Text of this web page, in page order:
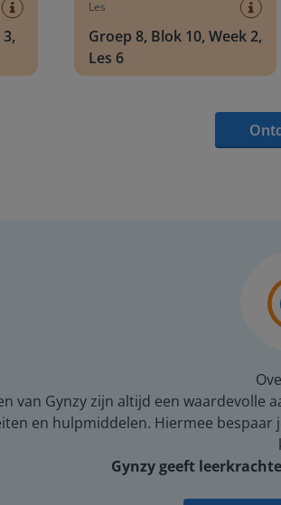
Les
Groep 8, Blok 10, Week 2,
Les 6
van Gynzy zijn altijd een
en hulpmiddelen. Hiermee
Gynzy geeft